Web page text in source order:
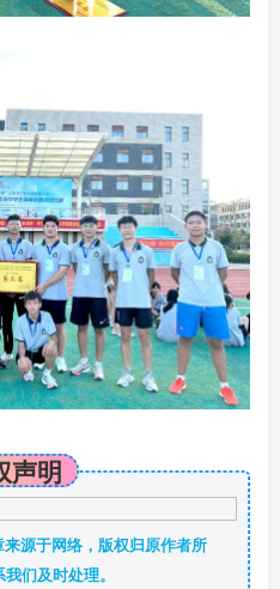
声明
源于网络，版权归原作者所
们及时处理。